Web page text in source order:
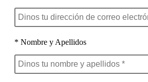
* Nombre y Apellidos